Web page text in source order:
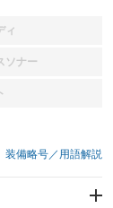
ィ
ソナー
装備略号／用語解説